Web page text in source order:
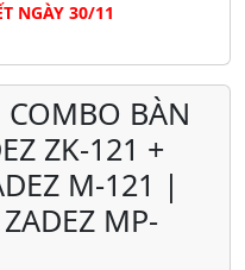
NGÀY 30/11
BÀN
ZK-121 +
M-121 |
MP-